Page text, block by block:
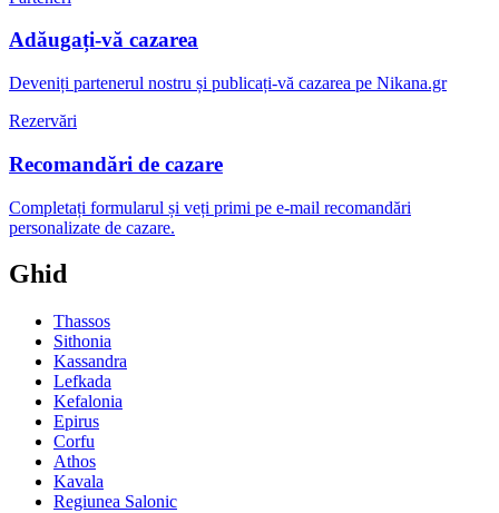
Adăugați-vă cazarea
Deveniți partenerul nostru și publicați-vă cazarea pe Nikana.gr
Rezervări
Recomandări de cazare
Completați formularul și veți primi pe e-mail recomandări
personalizate de cazare.
Ghid
Thassos
Sithonia
Kassandra
Lefkada
Kefalonia
Epirus
Corfu
Athos
Kavala
Regiunea Salonic